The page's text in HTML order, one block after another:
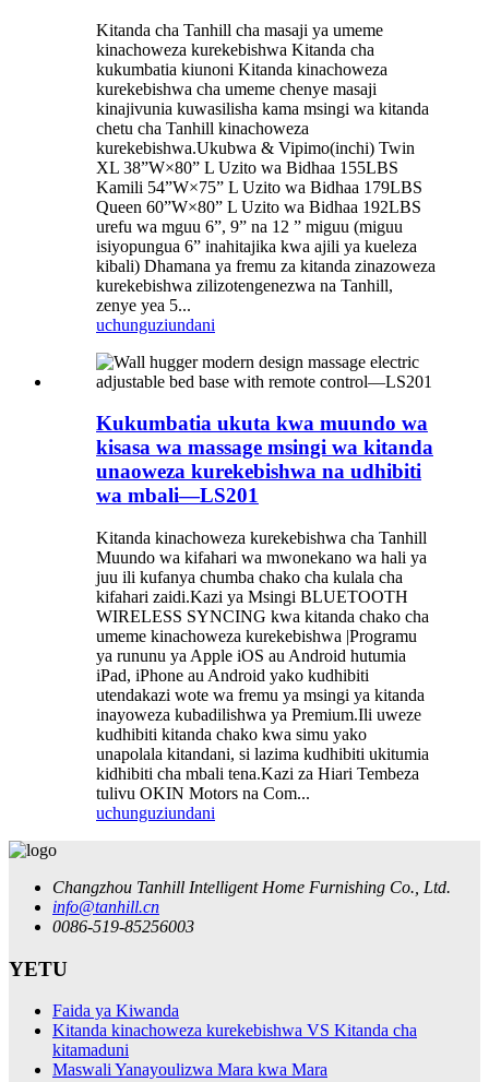
Kitanda cha Tanhill cha masaji ya umeme
kinachoweza kurekebishwa Kitanda cha
kukumbatia kiunoni Kitanda kinachoweza
kurekebishwa cha umeme chenye masaji
kinajivunia kuwasilisha kama msingi wa kitanda
chetu cha Tanhill kinachoweza
kurekebishwa.Ukubwa & Vipimo(inchi) Twin
XL 38”W×80” L Uzito wa Bidhaa 155LBS
Kamili 54”W×75” L Uzito wa Bidhaa 179LBS
Queen 60”W×80” L Uzito wa Bidhaa 192LBS
urefu wa mguu 6”, 9” na 12 ” miguu (miguu
isiyopungua 6” inahitajika kwa ajili ya kueleza
kibali) Dhamana ya fremu za kitanda zinazoweza
kurekebishwa zilizotengenezwa na Tanhill,
zenye yea 5...
uchunguziundani
Kukumbatia ukuta kwa muundo wa
kisasa wa massage msingi wa kitanda
unaoweza kurekebishwa na udhibiti
wa mbali—LS201
Kitanda kinachoweza kurekebishwa cha Tanhill
Muundo wa kifahari wa mwonekano wa hali ya
juu ili kufanya chumba chako cha kulala cha
kifahari zaidi.Kazi ya Msingi BLUETOOTH
WIRELESS SYNCING kwa kitanda chako cha
umeme kinachoweza kurekebishwa |Programu
ya rununu ya Apple iOS au Android hutumia
iPad, iPhone au Android yako kudhibiti
utendakazi wote wa fremu ya msingi ya kitanda
inayoweza kubadilishwa ya Premium.Ili uweze
kudhibiti kitanda chako kwa simu yako
unapolala kitandani, si lazima kudhibiti ukitumia
kidhibiti cha mbali tena.Kazi za Hiari Tembeza
tulivu OKIN Motors na Com...
uchunguziundani
Changzhou Tanhill Intelligent Home Furnishing Co., Ltd.
info@tanhill.cn
0086-519-85256003
YETU
Faida ya Kiwanda
Kitanda kinachoweza kurekebishwa VS Kitanda cha
kitamaduni
Maswali Yanayoulizwa Mara kwa Mara